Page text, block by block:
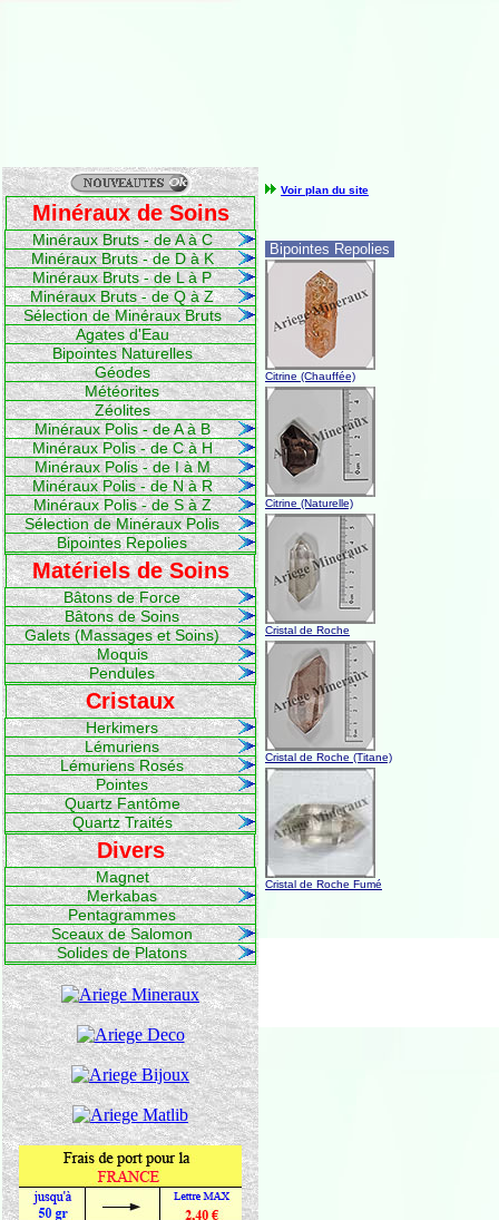
Minéraux de Soins
Minéraux Bruts - de A à C
Minéraux Bruts - de D à K
Minéraux Bruts - de L à P
Minéraux Bruts - de Q à Z
Sélection de Minéraux Bruts
Agates d'Eau
Bipointes Naturelles
Géodes
Météorites
Zéolites
Minéraux Polis - de A à B
Minéraux Polis - de C à H
Minéraux Polis - de I à M
Minéraux Polis - de N à R
Minéraux Polis - de S à Z
Sélection de Minéraux Polis
Bipointes Repolies
Matériels de Soins
Bâtons de Force
Bâtons de Soins
Galets (Massages et Soins)
Moquis
Pendules
Cristaux
Herkimers
Lémuriens
Lémuriens Rosés
Pointes
Quartz Fantôme
Quartz Traités
Divers
Magnet
Merkabas
Pentagrammes
Sceaux de Salomon
Solides de Platons
Voir plan du site
Bipointes Repolies
Citrine (Chauffée)
Citrine (Naturelle)
Cristal de Roche
Cristal de Roche (Titane)
Cristal de Roche Fumé